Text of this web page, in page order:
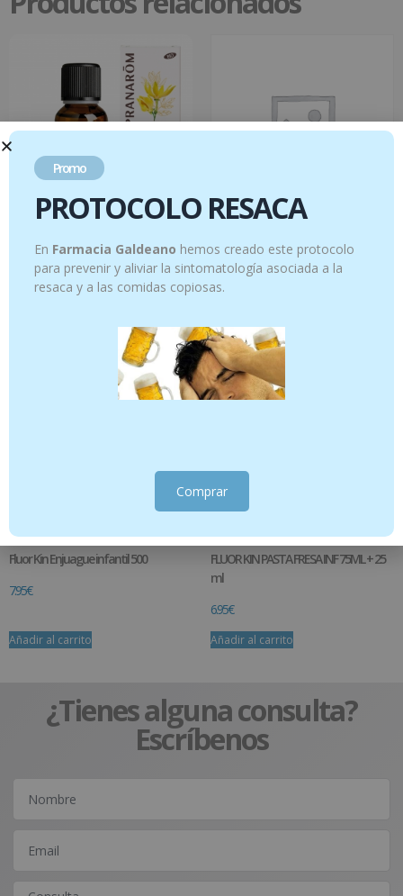
Difusión – Bienestar en casa – 30 ml
INSECTDHU GEL 20 G
9.95€
Fluor Kin Enjuague infantil 500
7.95€
Añadir al carrito
FLUOR KIN PASTA FRESA INF 75ML + 25
ml
6.95€
Añadir al carrito
¿Tienes alguna consulta?
Escríbenos
Promo
PROTOCOLO RESACA
En Farmacia Galdeano hemos creado este protocolo
para prevenir y aliviar la sintomatología asociada a la
resaca y a las comidas copiosas.
Comprar